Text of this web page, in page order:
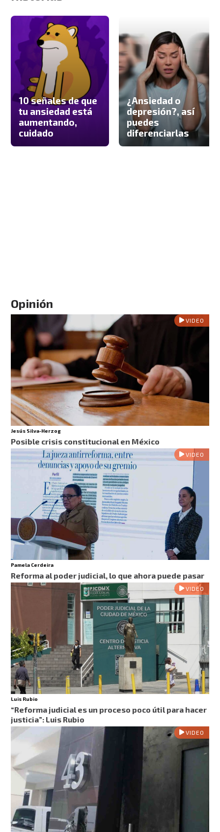
10 señales de que
tu ansiedad está
aumentando,
cuidado
¿Ansiedad o
depresión?, así
puedes
diferenciarlas
Opinión
VIDEO
Jesús Silva-Herzog
Posible crisis constitucional en México
VIDEO
Pamela Cerdeira
Reforma al poder judicial, lo que ahora puede pasar
VIDEO
Luis Rubio
“Reforma judicial es un proceso poco útil para hacer
justicia”: Luis Rubio
VIDEO